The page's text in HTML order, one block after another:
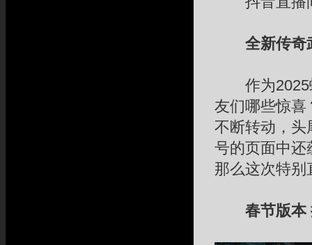
全新传奇
作为2025蛇
友们哪些惊喜
不断转动，头
号的页面中还
那么这次特别
春节版本